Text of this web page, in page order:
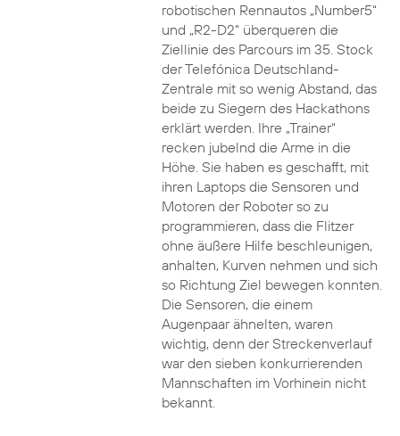
robotischen Rennautos „Number5“
und „R2-D2“ überqueren die
Ziellinie des Parcours im 35. Stock
der Telefónica Deutschland-
Zentrale mit so wenig Abstand, das
beide zu Siegern des Hackathons
erklärt werden. Ihre „Trainer“
recken jubelnd die Arme in die
Höhe. Sie haben es geschafft, mit
ihren Laptops die Sensoren und
Motoren der Roboter so zu
programmieren, dass die Flitzer
ohne äußere Hilfe beschleunigen,
anhalten, Kurven nehmen und sich
so Richtung Ziel bewegen konnten.
Die Sensoren, die einem
Augenpaar ähnelten, waren
wichtig, denn der Streckenverlauf
war den sieben konkurrierenden
Mannschaften im Vorhinein nicht
bekannt.